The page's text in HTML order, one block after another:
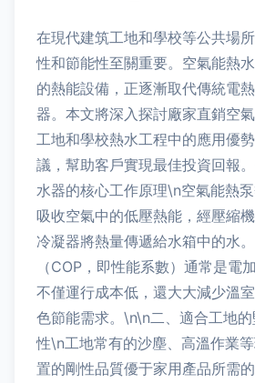
在現代建筑工地和學校等公共場
性和節能性至關重要。空氣能熱
的熱能設備，正逐漸取代傳統電
器。本文將深入探討廠家直銷空
工地和學校熱水工程中的應用優
議，幫助客戶實現最佳投資回報
水器的核心工作原理\n空氣能熱
吸收空氣中的低壓熱能，經壓縮
冷凝器將熱量傳遞給水箱中的水
（COP，即性能系數）通常是電
不僅運行成本低，還大大減少溫
色節能需求。\n\n二、適合工地
性\n工地常有的沙塵、高溫作業
置的剛性品質優于家用產品所需